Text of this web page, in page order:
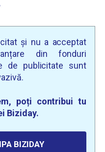
și nu a acceptat
din fonduri
de publicitate sunt
poți contribui tu
Biziday.
BIZIDAY